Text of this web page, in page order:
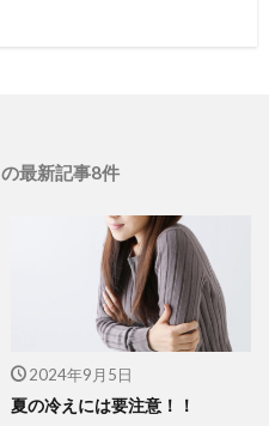
の最新記事8件
2024年9月5日
夏の冷えには要注意！！